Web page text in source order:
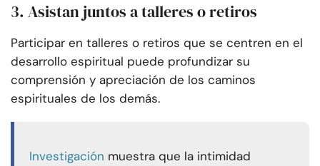
3. Asistan juntos a talleres o retiros
Participar en talleres o retiros que se centren en el
desarrollo espiritual puede profundizar su
comprensión y apreciación de los caminos
espirituales de los demás.
Investigación muestra que la intimidad